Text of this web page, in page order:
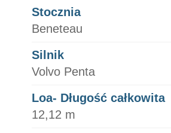
Stocznia
Beneteau
Silnik
Volvo Penta
Loa- Długość całkowita
12,12 m